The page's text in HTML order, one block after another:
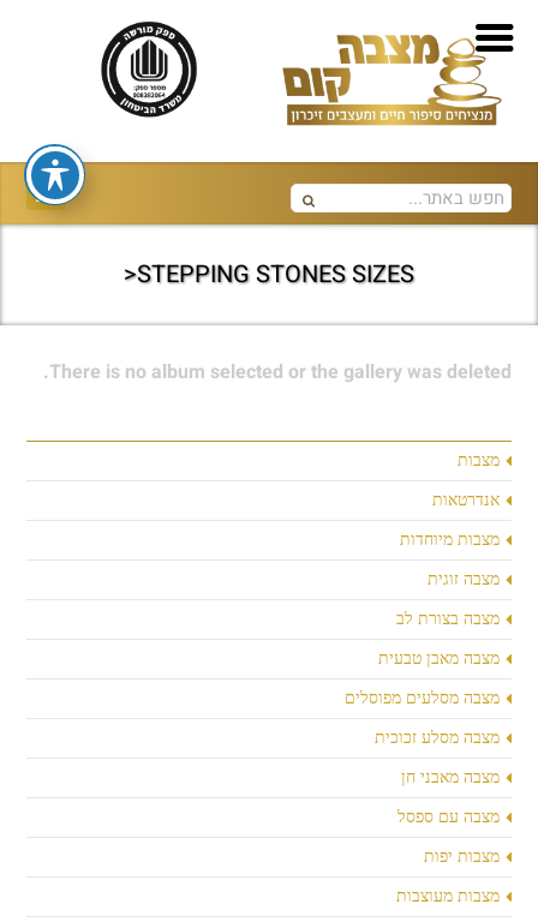
STEPPING STONES SIZES<
מצבות
אנדרטאות
מצבות מיוחדות
מצבה זוגית
מצבה בצורת לב
מצבה מאבן טבעית
מצבה מסלעים מפוסלים
מצבה מסלע זכוכית
מצבה מאבני חן
מצבה עם ספסל
מצבות יפות
מצבות מעוצבות
There is no album selected or the gallery was deleted.